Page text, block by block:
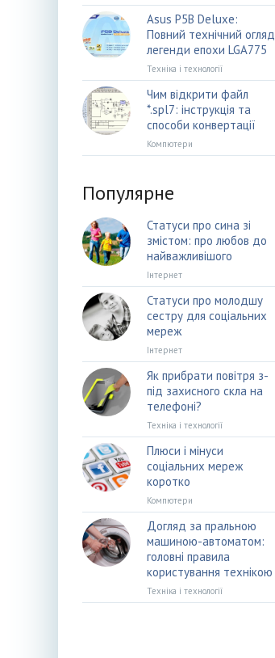
Asus P5B Deluxe:
Повний технічний огляд
легенди епохи LGA775
Техніка і технології
Чим відкрити файл
*.spl7: інструкція та
способи конвертації
Компютери
Популярне
Статуси про сина зі
змістом: про любов до
найважливішого
Інтернет
Статуси про молодшу
сестру для соціальних
мереж
Інтернет
Як прибрати повітря з-
під захисного скла на
телефоні?
Техніка і технології
Плюси і мінуси
соціальних мереж
коротко
Компютери
Догляд за пральною
машиною-автоматом:
головні правила
користування технікою
Техніка і технології